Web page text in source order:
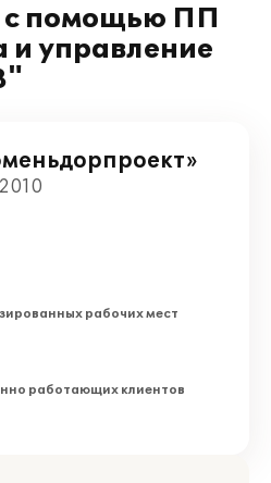
с помощью ПП
и управление
рабочих мест
работающих клиентов